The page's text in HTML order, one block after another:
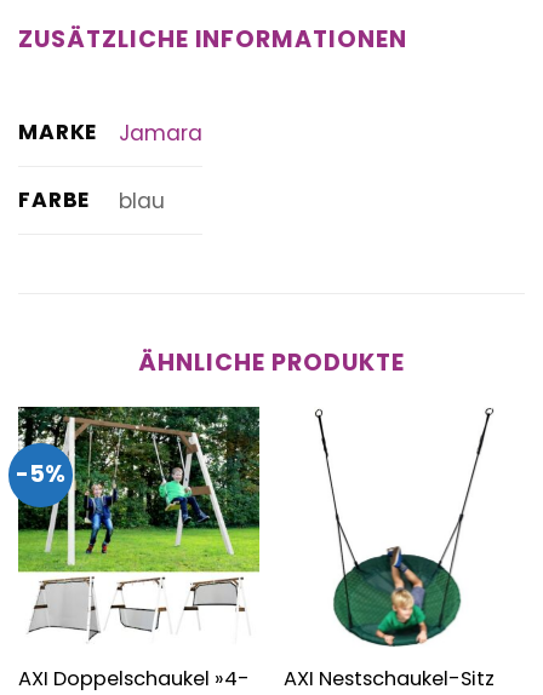
ZUSÄTZLICHE INFORMATIONEN
MARKE Jamara
FARBE blau
ÄHNLICHE PRODUKTE
-5%
AXI Doppelschaukel »4-
AXI Nestschaukel-Sitz